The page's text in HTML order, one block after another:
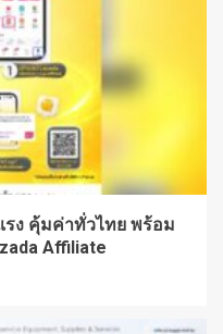
รง คุ้มค่าทั่วไทย พร้อม
Affiliate